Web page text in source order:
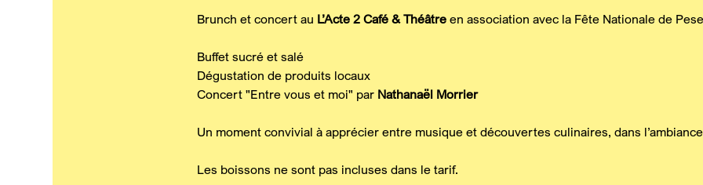
Brunch et concert au L’Acte 2 Café & Théâtre en association avec la Fête Nationale de
Buffet sucré et salé
Dégustation de produits locaux
Concert "Entre vous et moi" par Nathanaël Morrier
Un moment convivial à apprécier entre musique et découvertes culinaires, dans
Les boissons ne sont pas incluses dans le tarif.